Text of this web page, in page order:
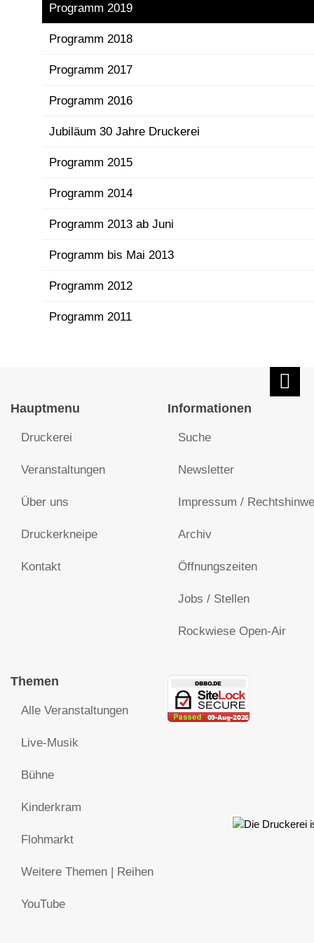
Programm 2019
Programm 2018
Programm 2017
Programm 2016
Jubiläum 30 Jahre Druckerei
Programm 2015
Programm 2014
Programm 2013 ab Juni
Programm bis Mai 2013
Programm 2012
Programm 2011
Hauptmenu
Druckerei
Veranstaltungen
Über uns
Druckerkneipe
Kontakt
Informationen
Suche
Newsletter
Impressum /
Archiv
Öffnungszeiten
Jobs / Stellen
Rockwiese Open-Air
Themen
Alle Veranstaltungen
Live-Musik
Bühne
Kinderkram
Flohmarkt
Weitere Themen | Reihen
YouTube